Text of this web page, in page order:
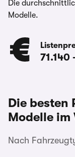
Die
Modelle.
71.140
Die besten
Modelle im
Nach